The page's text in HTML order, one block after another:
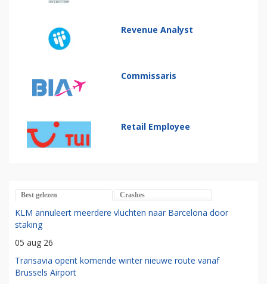
Revenue Analyst
Commissaris
Retail Employee
Best gelezen Crashes
KLM annuleert meerdere vluchten naar Barcelona door
staking
05 aug 26
Transavia opent komende winter nieuwe route vanaf
Brussels Airport